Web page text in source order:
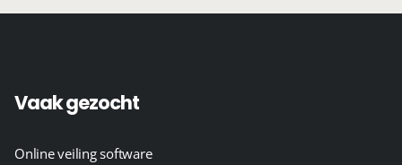
Vaak gezocht
Online veiling software